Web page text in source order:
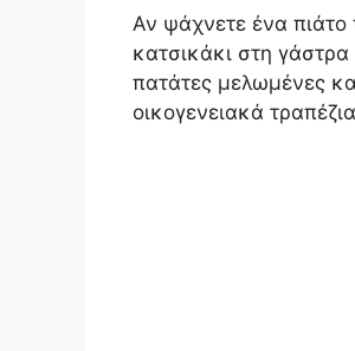
Αν ψάχνετε ένα
κατσικάκι στη
πατάτες μελωμένες
οικογενειακά